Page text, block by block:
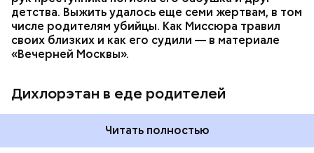
детства. Выжить удалось еще семи жертвам, в том
числе родителям убийцы. Как Миссюра травил
своих близких и как его судили — в материале
«Вечерней Москвы».
Дихлорэтан в еде родителей
Читать полностью